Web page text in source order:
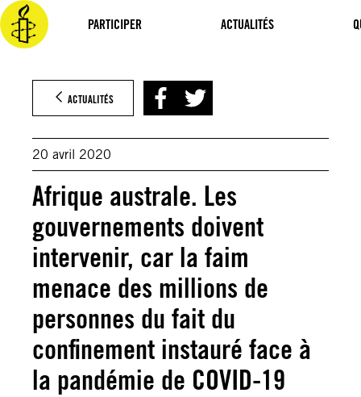
PARTICIPER ACTUALITÉS
Aller
au
contenu
ACTUALITÉS
20 avril 2020
Afrique australe. Les
gouvernements doivent
intervenir, car la faim
menace des millions de
personnes du fait du
confinement instauré face à
la pandémie de COVID-19